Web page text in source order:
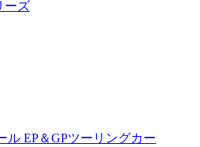
ーズ
ル EP＆GPツーリングカー